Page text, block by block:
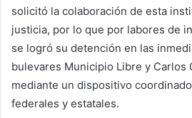
solicitó la colaboración de esta
justicia, por lo que por labores de
se logró su detención en las
bulevares Municipio Libre y Carlos
mediante un dispositivo
federales y estatales.